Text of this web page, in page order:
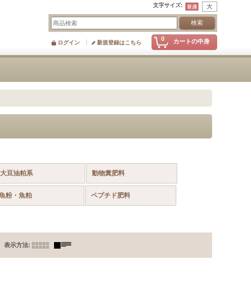
文字サイズ:
0 カートの中身
ログイン 新規登録はこちら
大豆油粕系 動物糞肥料
粉・魚粕 ペプチド肥料
表示方法: